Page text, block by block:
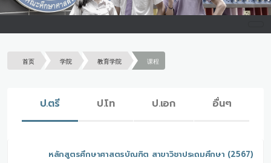
首页 学院 教育学院 课程
ป.ตรี ป.โท ป.เอก อื่นๆ
หลักสูตรศึกษาศาสตรบัณฑิต สาขาวิชาประถมศึกษา (2567)